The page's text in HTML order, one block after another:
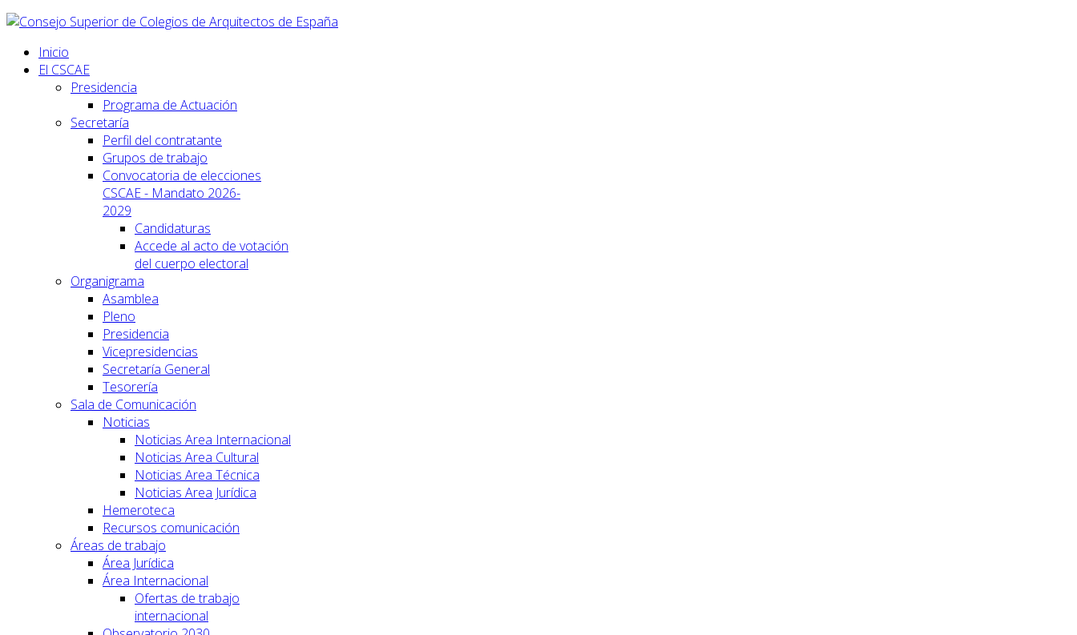
Inicio
El CSCAE
Presidencia
Programa de Actuación
Secretaría
Perfil del contratante
Grupos de trabajo
Convocatoria de elecciones
CSCAE - Mandato 2026-
2029
Candidaturas
Accede al acto de votación
del cuerpo electoral
Organigrama
Asamblea
Pleno
Presidencia
Vicepresidencias
Secretaría General
Tesorería
Sala de Comunicación
Noticias
Noticias Area Internacional
Noticias Area Cultural
Noticias Area Técnica
Noticias Area Jurídica
Hemeroteca
Recursos comunicación
Áreas de trabajo
Área Jurídica
Área Internacional
Ofertas de trabajo
internacional